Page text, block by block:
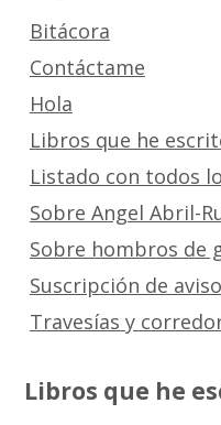
Bitácora
Contáctame
Hola
Libros que he
Listado con todos
Sobre Angel Abril-
Sobre hombros de
Suscripción de
Travesías y
Libros que he